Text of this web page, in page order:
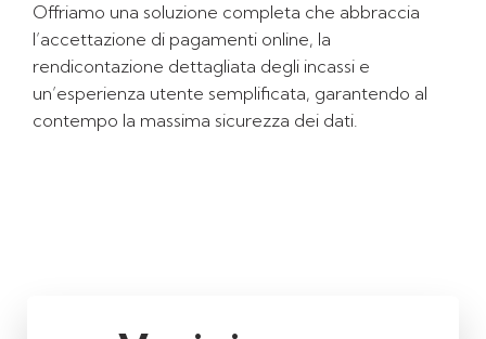
Offriamo una soluzione completa che abbraccia
l’accettazione di pagamenti online, la
rendicontazione dettagliata degli incassi e
un’esperienza utente semplificata, garantendo al
contempo la massima sicurezza dei dati.